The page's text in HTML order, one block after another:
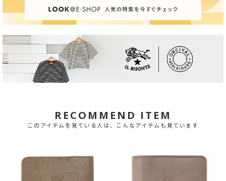
RECOMMEND ITEM
このアイテムを見ている人は、こんなアイテムも見ています